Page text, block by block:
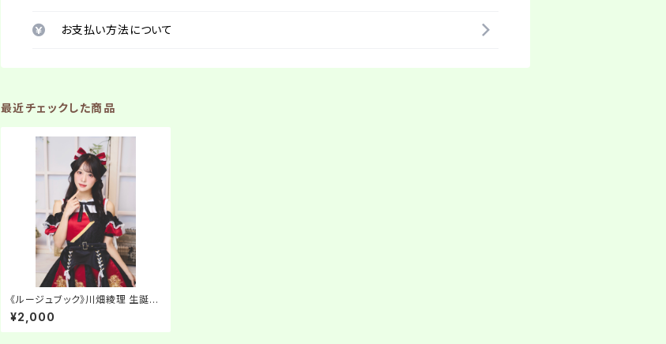
お支払い方法について
最近チェックした商品
《ルージュブック》川畑綾理 生誕ネ
ットサイン会【チェキ】
¥2,000